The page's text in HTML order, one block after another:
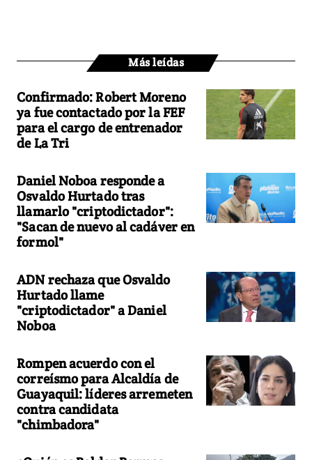
Más leídas
Confirmado: Robert Moreno
ya fue contactado por la FEF
para el cargo de entrenador
de La Tri
Daniel Noboa responde a
Osvaldo Hurtado tras
llamarlo "criptodictador":
"Sacan de nuevo al cadáver en
formol"
ADN rechaza que Osvaldo
Hurtado llame
"criptodictador" a Daniel
Noboa
Rompen acuerdo con el
correísmo para Alcaldía de
Guayaquil: líderes arremeten
contra candidata
"chimbadora"